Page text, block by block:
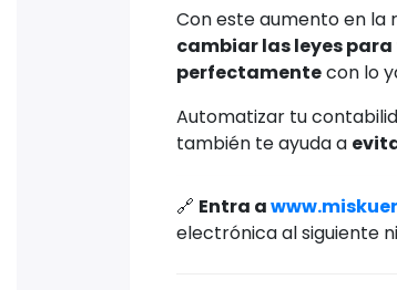
Con este aumento en la
cambiar las leyes
perfectamentecon lo
Automatizar tu
también te ayuda a
🔗 Entra a
electrónica al siguiente